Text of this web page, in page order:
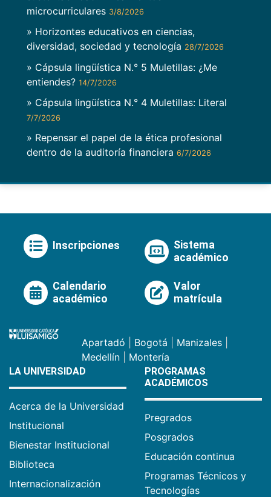
microcurriculares 3/8/2026
» Horizontes educativos en ciencias,
diversidad, sociedad y tecnología 28/7/2026
» Cápsula lingüística N.° 5 Muletillas: ¿Me
entiendes? 14/7/2026
» Cápsula lingüística N.° 4 Muletillas: Literal
7/7/2026
» Repensar el papel de la ética profesional
dentro de la auditoría financiera 6/7/2026
Inscripciones
Sistema
académico
Calendario
académico
Valor
matrícula
Apartadó Bogotá Manizales
Medellín
Montería
LA UNIVERSIDAD
Acerca de la Universidad
Institucional
Bienestar Institucional
Biblioteca
Internacionalización
PROGRAMAS
ACADÉMICOS
Pregrados
Posgrados
Educación continua
Programas Técnicos y
Tecnologías